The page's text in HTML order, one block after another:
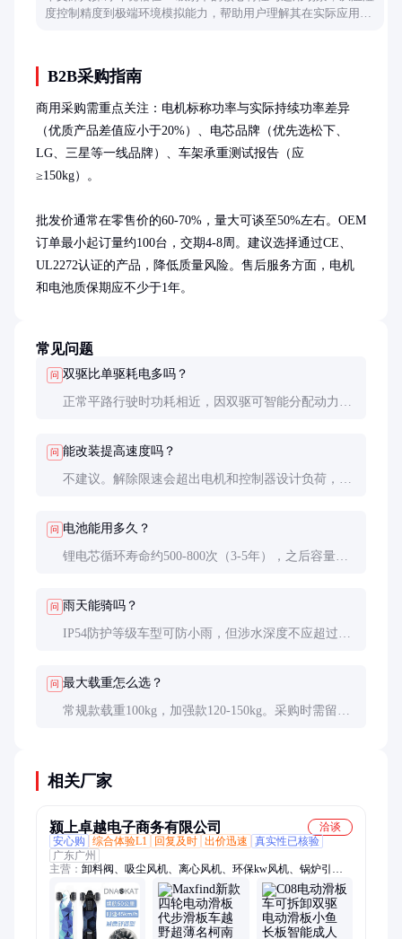
度控制精度到极端环境模拟能力，帮助用户理解其在实际应用中
B2B采购指南
商用采购需重点关注：电机标称功率与实际持续功率差异
（优质产品差值应小于20%）、电芯品牌（优先选松下、
LG、三星等一线品牌）、车架承重测试报告（应
≥150kg）。
批发价通常在零售价的60-70%，量大可谈至50%左右。OEM
订单最小起订量约100台，交期4-8周。建议选择通过CE、
UL2272认证的产品，降低质量风险。售后服务方面，电机
和电池质保期应不少于1年。
常见问题
问 双驱比单驱耗电多吗？
正常平路行驶时功耗相近，因双驱可智能分配动力。
问 能改装提高速度吗？
不建议。解除限速会超出电机和控制器设计负荷，导
问 电池能用多久？
锂电芯循环寿命约500-800次（3-5年），之后容量会
问 雨天能骑吗？
IP54防护等级车型可防小雨，但涉水深度不应超过轮
问 最大载重怎么选？
常规款载重100kg，加强款120-150kg。采购时需留
相关厂家
颍上卓越电子商务有限公司
洽谈
安心购
综合体验L1 回复及时 出价迅速
真实性已核验
广东广州
主营： 卸料阀、吸尘风机、离心风机、环保kw风机、锅炉引风
机、星型卸料器、离心式风机、工业吸尘器